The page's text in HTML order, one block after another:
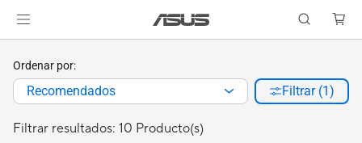
Filtrar resultados: 10 Producto(s)
Ordenar por:
Recomendados Filtrar (1)